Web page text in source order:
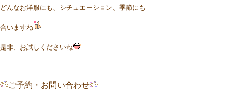
どんなお洋服にも、シチュエーション、季節にも
合いますね
是非、お試しくださいね
ご予約・お問い合わせ